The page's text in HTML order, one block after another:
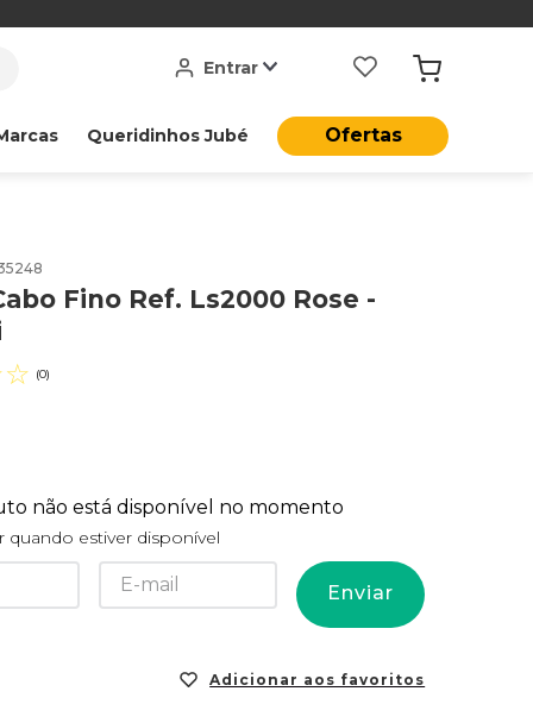
Entrar
Queridinhos Jubé Ofertas
Fino Ref. Ls2000 Rose -
☆ (0)
não está disponível no momento
quando estiver disponível
Enviar